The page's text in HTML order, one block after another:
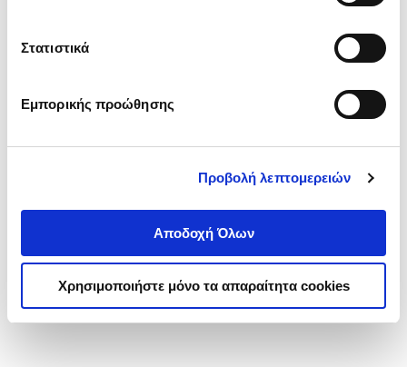
Στατιστικά
Εμπορικής προώθησης
Προβολή λεπτομερειών
Αποδοχή Όλων
Χρησιμοποιήστε μόνο τα απαραίτητα cookies